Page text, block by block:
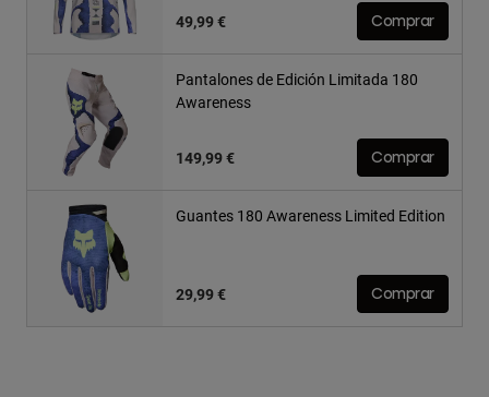
49,99 € Comprar
Pantalones de Edición Limitada 180
Awareness
149,99 € Comprar
Guantes 180 Awareness Limited Edition
29,99 € Comprar